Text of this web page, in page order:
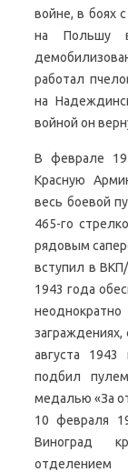
войне, в боях
на Польшу
работал
на
войной он
В феврале
Красную
весь боевой
465-го
рядовым
вступил в
1943 года
августа
подбил
медалью «За
10 февраля
Виноград